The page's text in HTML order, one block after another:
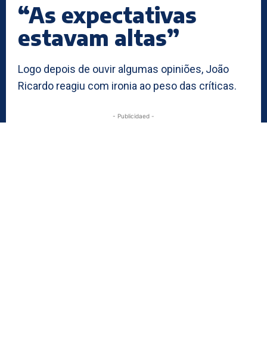
“As expectativas
estavam altas”
Logo depois de ouvir algumas opiniões, João
Ricardo reagiu com ironia ao peso das críticas.
- Publicidaed -